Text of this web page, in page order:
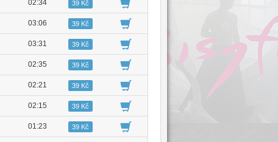
02:34 39 Kč
03:06 39 Kč
03:31 39 Kč
02:35 39 Kč
02:21 39 Kč
02:15 39 Kč
01:23 39 Kč